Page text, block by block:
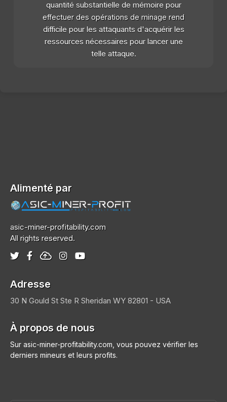
quantité substantielle de mémoire pour
effectuer des opérations de minage rend
difficile pour les attaquants d'acquérir les
ressources nécessaires pour lancer une
telle attaque.
Alimenté par
asic-miner-profitability.com
All rights reserved.
Adresse
30 N Gould St Ste R Sheridan WY 82801 - USA
À propos de nous
Sur asic-miner-profitability.com, vous pouvez vérifier les
derniers mineurs et leurs profits.